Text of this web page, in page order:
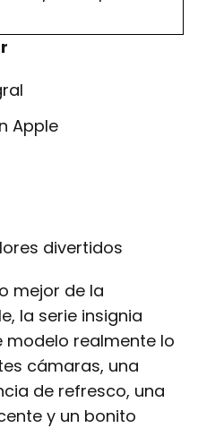
Apple
divertidos
mejor de la
la serie insignia
modelo realmente lo
cámaras, una
de refresco, una
y un bonito